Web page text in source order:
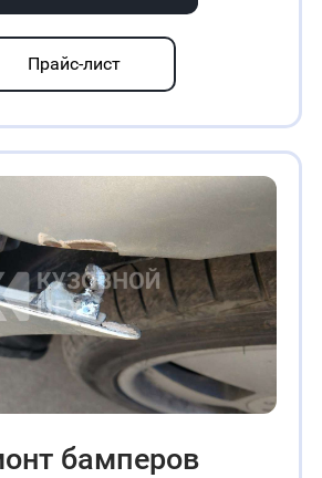
Прайс-лист
бамперов